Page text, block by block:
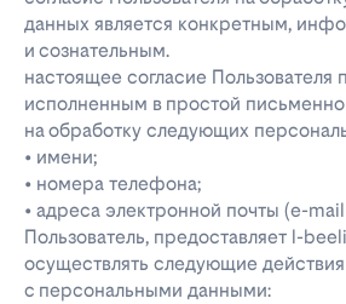
данных является конкретным,
и сознательным.
настоящее согласие Пользователя
исполненным в простой
на обработку следующих
• имени;
• номера телефона;
• адреса электронной почты (e-
Пользователь, предоставляет l-
осуществлять следующие
с персональными данными: